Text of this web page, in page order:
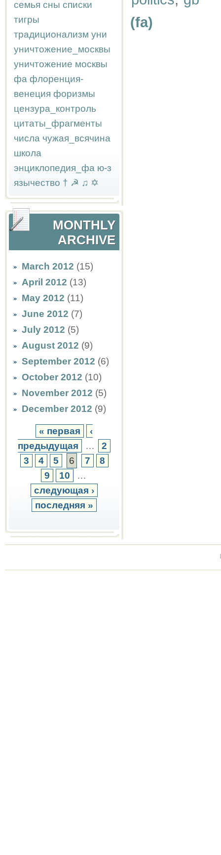
семья сны списки
тигры
традиционализм уни
уничтожение_москвы
уничтожение москвы
фа флоренция-
венеция форизмы
цензура_контроль
цитаты_фрагменты
числа чужая_всячина
школа
энциклопедия_фа ю-з
язычество † ☭ ♫ ✡
MONTHLY
ARCHIVE
March 2012 (15)
April 2012 (13)
May 2012 (11)
June 2012 (7)
July 2012 (5)
August 2012 (9)
September 2012 (6)
October 2012 (10)
November 2012 (5)
December 2012 (9)
« первая
‹
предыдущая
…
2
3
4 5 6 7
8
9
10
…
следующая ›
последняя »
(fa)